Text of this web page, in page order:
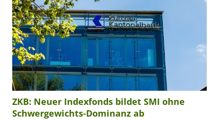
ZKB: Neuer Indexfonds bildet SMI ohne
Schwergewichts-Dominanz ab